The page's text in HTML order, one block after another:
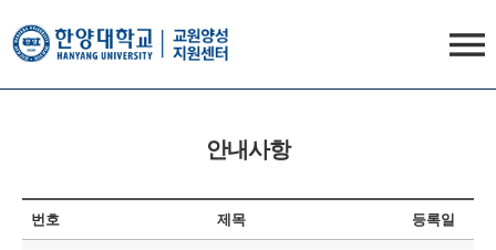
한양대학교
안내사항
번호 제목 등록일